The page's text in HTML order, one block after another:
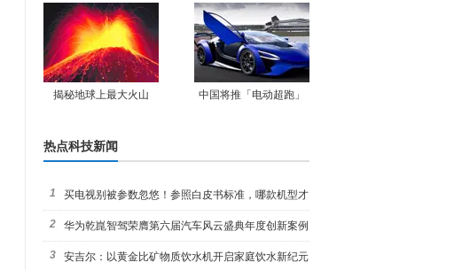
揭秘地球上最大火山 中国将推「电动超跑」
热点科技新闻
1 买电视别被参数忽悠！参照白皮书标准，哪款机型才
是真RGB
2 华为乾崑智驾荣膺第六届汽车风云盛典年度创新案例
3 安吉尔：以黄金比矿物质饮水机开启家庭饮水新纪元